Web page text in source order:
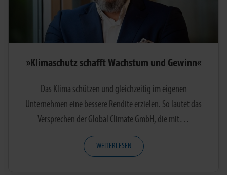
»Klimaschutz schafft Wachstum und Gewinn«
Das Klima schützen und gleichzeitig im eigenen
Unternehmen eine bessere Rendite erzielen. So lautet das
Versprechen der Global Climate GmbH, die mit…
WEITERLESEN